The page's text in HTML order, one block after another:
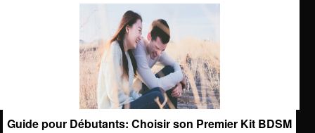
Guide pour Débutants: Choisir son Premier Kit BDSM